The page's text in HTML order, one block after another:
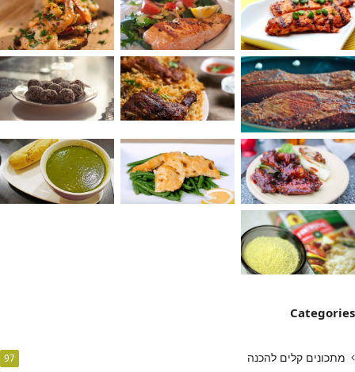
Categories
מתכונים קלים להכנה 97